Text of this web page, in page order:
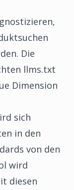
Die
llms.txt
Dimension
sich
in den
von den
wird
diesen